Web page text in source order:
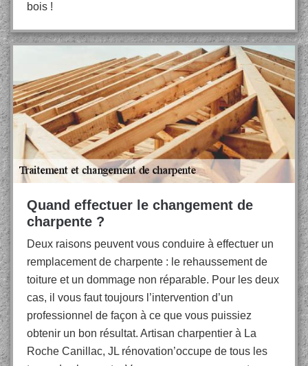
bois !
Quand effectuer le changement de
charpente ?
Deux raisons peuvent vous conduire à effectuer un
remplacement de charpente : le rehaussement de
toiture et un dommage non réparable. Pour les deux
cas, il vous faut toujours l’intervention d’un
professionnel de façon à ce que vous puissiez
obtenir un bon résultat. Artisan charpentier à La
Roche Canillac, JL rénovation’occupe de tous les